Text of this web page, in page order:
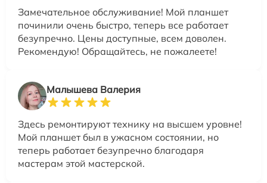
Замечательное обслуживание! Мой планшет
починили очень быстро, теперь все работает
безупречно. Цены доступные, всем доволен.
Рекомендую! Обращайтесь, не пожалеете!
Малышева Валерия
Здесь ремонтируют технику на высшем уровне!
Мой планшет был в ужасном состоянии, но
теперь работает безупречно благодаря
мастерам этой мастерской.